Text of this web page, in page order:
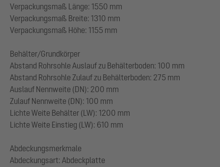
Verpackungsmaß Länge: 1550 mm
Verpackungsmaß Breite: 1310 mm
Verpackungsmaß Höhe: 1155 mm
Behälter/Grundkörper
Abstand Rohrsohle Auslauf zu Behälterboden: 100 mm
Abstand Rohrsohle Zulauf zu Behälterboden: 275 mm
Auslauf Nennweite (DN): 200 mm
Zulauf Nennweite (DN): 100 mm
Lichte Weite Behälter (LW): 1200 mm
Lichte Weite Einstieg (LW): 610 mm
Abdeckungsmerkmale
Abdeckungsart: Abdeckplatte